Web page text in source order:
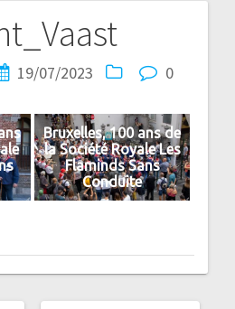
19/07/2023 0
Bruxelles, 100 ans de
la Société Royale Les
Flaminds Sans
Conduite